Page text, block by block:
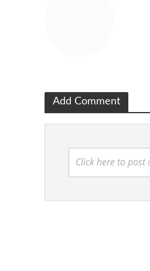
Add Comment
Click here to post